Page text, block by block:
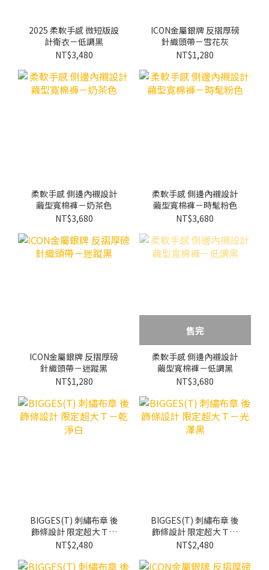
2025 柔軟手感 微短版設
計衛衣－低調黑
NT$3,480
ICON金屬銀牌 反摺厚磅
針織頭帶－雪花灰
NT$1,280
柔軟手感 側邊內襯設計
繭型寬棉褲－奶茶色
NT$3,680
柔軟手感 側邊內襯設計
繭型寬棉褲－時髦粉色
NT$3,680
ICON金屬銀牌 反摺厚磅
針織頭帶－迷蹤黑
NT$1,280
售完
柔軟手感 側邊內襯設計
繭型寬棉褲－低調黑
NT$3,680
BIGGES(T) 刺繡布章 後
飾條設計 限定超大Ｔ－
乾淨白
NT$2,480
BIGGES(T) 刺繡布章 後
飾條設計 限定超大Ｔ－
光澤黑
NT$2,480